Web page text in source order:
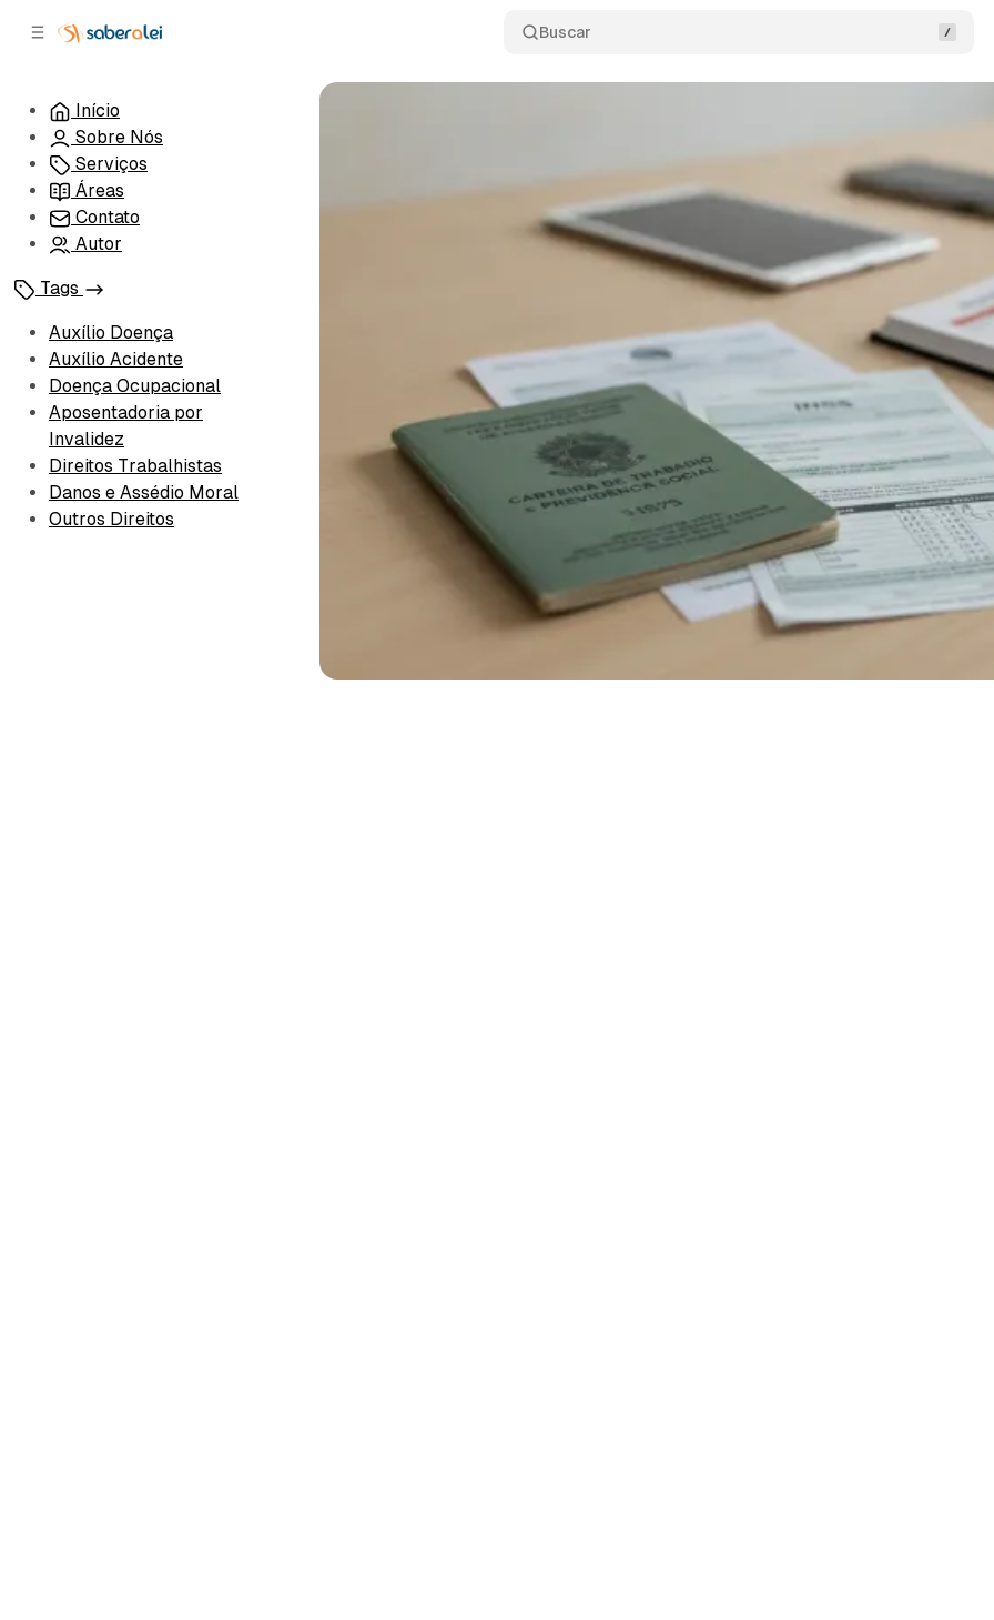
Buscar
Início
Sobre Nós
Serviços
Áreas
Contato
Autor
Tags
Auxílio Doença
Auxílio Acidente
Doença Ocupacional
Aposentadoria por
Invalidez
Direitos Trabalhistas
Danos e Assédio Moral
Outros Direitos